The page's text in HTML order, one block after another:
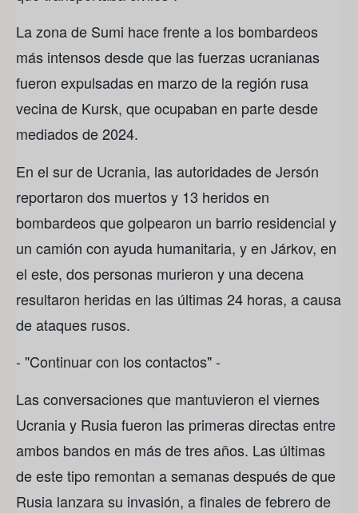
La zona de Sumi hace frente a los bombardeos
más intensos desde que las fuerzas ucranianas
fueron expulsadas en marzo de la región rusa
vecina de Kursk, que ocupaban en parte desde
mediados de 2024.
En el sur de Ucrania, las autoridades de Jersón
reportaron dos muertos y 13 heridos en
bombardeos que golpearon un barrio residencial y
un camión con ayuda humanitaria, y en Járkov, en
el este, dos personas murieron y una decena
resultaron heridas en las últimas 24 horas, a causa
de ataques rusos.
- "Continuar con los contactos" -
Las conversaciones que mantuvieron el viernes
Ucrania y Rusia fueron las primeras directas entre
ambos bandos en más de tres años. Las últimas
de este tipo remontan a semanas después de que
Rusia lanzara su invasión, a finales de febrero de